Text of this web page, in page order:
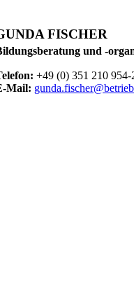
FISCHER
und -
+49 (0) 351 210 954-
Mail: